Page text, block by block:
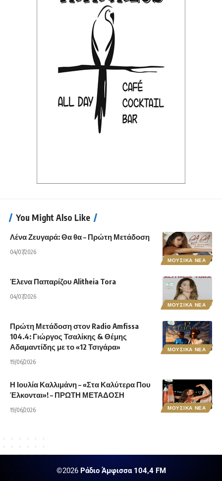
You Might Also Like
ΜΟΥΣΙΚΑ ΝΕΑ
Λένα Ζευγαρά: Θα θα – Πρώτη Μετάδοση
04/07/2026
ΜΟΥΣΙΚΑ ΝΕΑ
Έλενα Παπαρίζου Alitheia Tora
04/07/2026
ΜΟΥΣΙΚΑ ΝΕΑ
Πρώτη Μετάδοση στον Radio Amfissa
104.4: Γιώργος Τσαλίκης & Θέμης
Αδαμαντίδης με το «12 Τσιγάρα»
19/06/2026
ΜΟΥΣΙΚΑ ΝΕΑ
Η Ιουλία Καλλιμάνη – «Στα Καλύτερα Που
Έλκονται»! – ΠΡΩΤΗ ΜΕΤΑΔΟΣΗ
19/06/2026
©2026Ράδιο Άμφισσα 104,4 FM